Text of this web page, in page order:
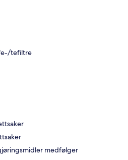
tefiltre
medfølger